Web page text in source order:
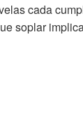
cada
soplar